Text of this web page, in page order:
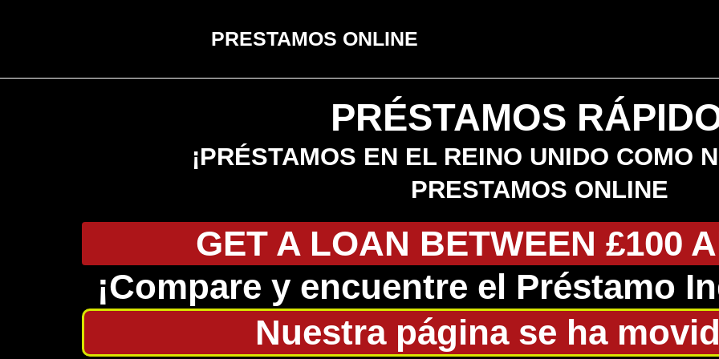
PRESTAMOS ONLINE
PRÉSTAMOS
¡PRÉSTAMOS EN EL REINO UNIDO COMO
PRESTAMOS ONLINE
GET A LOAN BETWEEN £100
¡Compare y encuentre el Préstamo
Nuestra página se ha